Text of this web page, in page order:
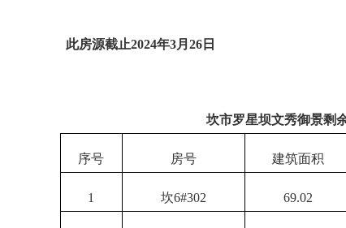
此房源截止2024年3月26日
坎市罗星坝文秀御景剩
序号 房号 建筑面积
1 坎6#302 69.02